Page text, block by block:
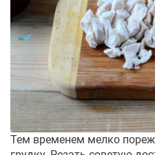
Тем временем мелко